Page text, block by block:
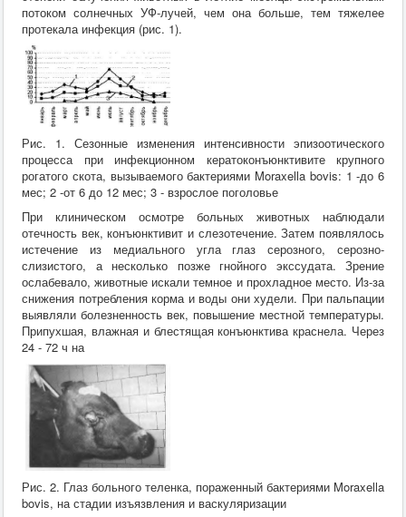
потоком солнечных УФ-лучей, чем она больше, тем тяжелее
протекала инфекция (рис. 1).
Рис. 1. Сезонные изменения интенсивности эпизоотического
процесса при инфекционном кератоконъюнктивите крупного
рогатого скота, вызываемого бактериями Moraxella bovis: 1 -до 6
мес; 2 -от 6 до 12 мес; 3 - взрослое поголовье
При клиническом осмотре больных животных наблюдали
отечность век, конъюнктивит и слезотечение. Затем появлялось
истечение из медиального угла глаз серозного, серозно-
слизистого, а несколько позже гнойного экссудата. Зрение
ослабевало, животные искали темное и прохладное место. Из-за
снижения потребления корма и воды они худели. При пальпации
выявляли болезненность век, повышение местной температуры.
Припухшая, влажная и блестящая конъюнктива краснела. Через
24 - 72 ч на
Рис. 2. Глаз больного теленка, пораженный бактериями Moraxella
bovis, на стадии изъязвления и васкуляризации